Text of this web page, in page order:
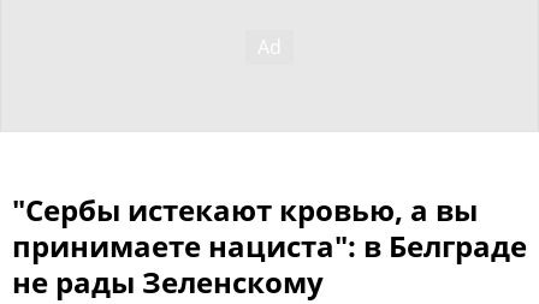
"Сербы истекают кровью, а вы
принимаете нациста": в Белграде
не рады Зеленскому